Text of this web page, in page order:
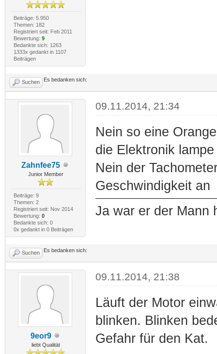
Beiträge: 5.950
Themen: 182
Registriert seit: Feb 2011
Bewertung: 9
Bedankte sich: 1263
1333x gedankt in 1107
Beiträgen
Suchen Es bedanken sich:
Zahnfee75
Junior Member
Beiträge: 9
Themen: 2
Registriert seit: Nov 2014
Bewertung: 0
Bedankte sich: 0
0x gedankt in 0 Beiträgen
09.11.2014, 21:34
Nein so eine
die Elektronik
Nein der
Geschwindigkeit an
Ja war er der Mann
Suchen Es bedanken sich:
9eor9
liebt Qualität
09.11.2014, 21:38
Läuft der Motor
blinken. Blinken
Gefahr für den Kat.